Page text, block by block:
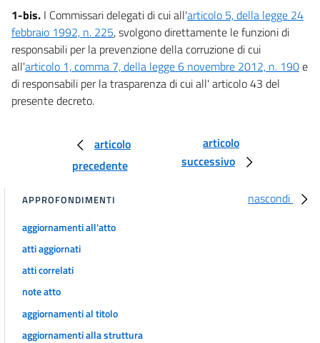
19
20
21
22
23
26
28
Obblighi di pubblicazione concernenti l'uso delle risorse pubbliche
29
30
1-bis. I Commissari delegati di cui all'articolo 5, della legge 24
febbraio 1992, n. 225, svolgono direttamente le funzioni di
responsabili per la prevenzione della corruzione di cui
all'articolo 1, comma 7, della legge 6 novembre 2012, n. 190e
di responsabili per la trasparenza di cui all' articolo 43 del
presente decreto.
articolo
precedente
articolo
successivo
nascondi
APPROFONDIMENTI
aggiornamenti all'atto
atti aggiornati
atti correlati
note atto
aggiornamenti al titolo
aggiornamenti alla struttura